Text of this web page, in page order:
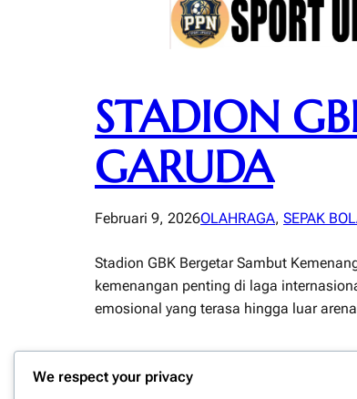
STADION
GARUDA
Februari 9, 2026OLAHRAGA, SEPAK
Stadion GBK Bergetar Sambut
kemenangan penting di laga
emosional yang terasa hingga luar
We respect your privacy